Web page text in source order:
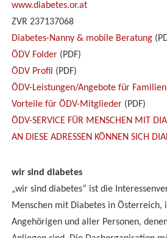
www.diabetes.or.at
ZVR 237137068
Diabetes-Nanny & mobile Beratung
ÖDV Folder (PDF)
ÖDV Profil (PDF)
ÖDV-Leistungen/Angebote für
Vorteile für ÖDV-Mitglieder (PDF)
ÖDV-SERVICE FÜR MENSCHEN MIT
AN DIESE ADRESSEN KÖNNEN SICH
wir sind diabetes
„wir sind diabetes“ ist die
Menschen mit Diabetes in Österreich,
Angehörigen und aller Personen,